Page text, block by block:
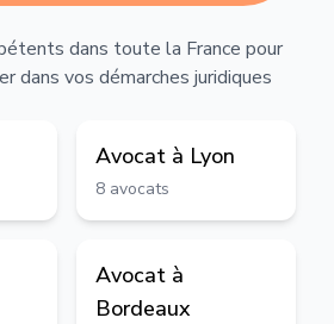
dans toute la France pour
dans vos démarches juridiques
Avocat à Lyon
8 avocats
Avocat à
Bordeaux